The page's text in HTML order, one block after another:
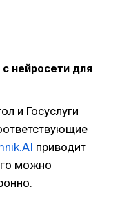
нейросети для
и Госуслуги
приводит
можно